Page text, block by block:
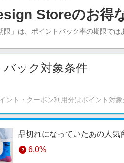
Storeのお得
」は、ポイントバック率の期限では
バック対象条件
ント・クーポン利用分はポイント対象
品切れになっていたあの人気
6.0%